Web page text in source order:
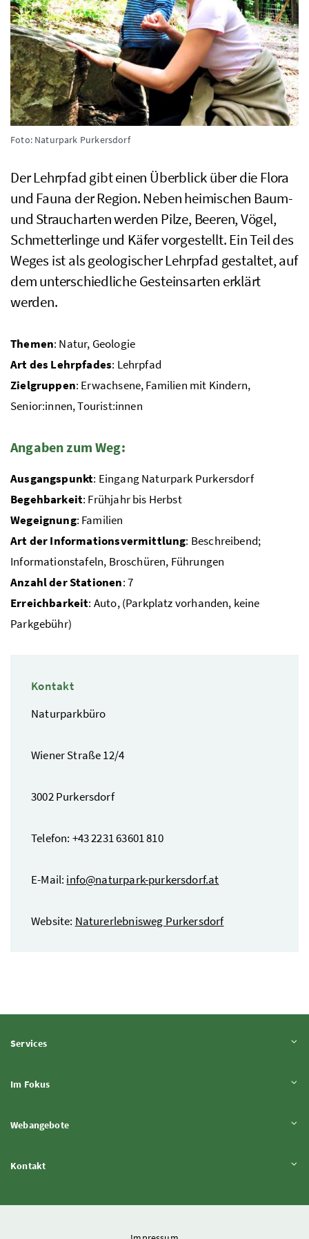
Foto: Naturpark Purkersdorf
Der Lehrpfad gibt einen Überblick über die Flora
und Fauna der Region. Neben heimischen Baum-
und Straucharten werden Pilze, Beeren, Vögel,
Schmetterlinge und Käfer vorgestellt. Ein Teil des
Weges ist als geologischer Lehrpfad gestaltet, auf
dem unterschiedliche Gesteinsarten erklärt
werden.
Themen: Natur, Geologie
Art des Lehrpfades: Lehrpfad
Zielgruppen: Erwachsene, Familien mit Kindern,
Senior:innen, Tourist:innen
Angaben zum Weg:
Ausgangspunkt: Eingang Naturpark Purkersdorf
Begehbarkeit: Frühjahr bis Herbst
Wegeignung: Familien
Art der Informationsvermittlung: Beschreibend;
Informationstafeln, Broschüren, Führungen
Anzahl der Stationen: 7
Erreichbarkeit: Auto, (Parkplatz vorhanden, keine
Parkgebühr)
Kontakt
Naturparkbüro
Wiener Straße 12/4
3002 Purkersdorf
Telefon: +43 2231 63601 810
E-Mail: info@naturpark-purkersdorf.at
Website: Naturerlebnisweg Purkersdorf
ServicesInhalt aufklappen
Im FokusInhalt aufklappen
WebangeboteInhalt aufklappen
KontaktInhalt aufklappen